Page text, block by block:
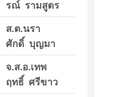
รณ์ รามสูตร
ส.ต.นรา
ศักดิ์ บุญมา
จ.ส.อ.เทพ
ฤทธิ์ ศรีขาว